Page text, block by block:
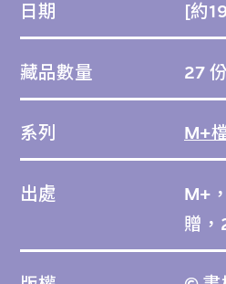
日期 [約
藏品數量 27
系列 M+
出處
M+
贈，